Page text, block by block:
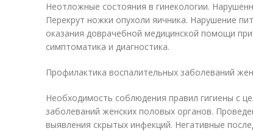
Неотложные состояния в гинекологии.
Перекрут ножки опухоли яичника. Нарушение
оказания доврачебной медицинской помощи
симптоматика и диагностика.
Профилактика воспалительных заболеваний
Необходимость соблюдения правил гигиены с
заболеваний женских половых органов.
выявления скрытых инфекций. Негативные